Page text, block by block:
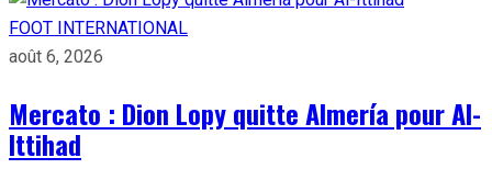
FOOT INTERNATIONAL
août 6, 2026
Mercato : Dion Lopy quitte Almería pour Al-
Ittihad